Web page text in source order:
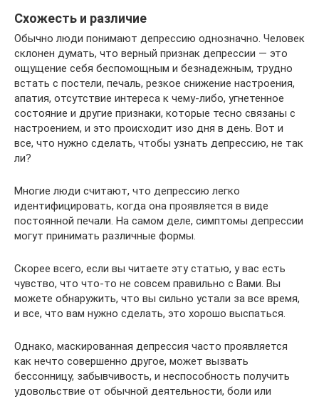
Схожесть и различие
Обычно люди понимают депрессию однозначно. Человек
склонен думать, что верный признак депрессии — это
ощущение себя беспомощным и безнадежным, трудно
встать с постели, печаль, резкое снижение настроения,
апатия, отсутствие интереса к чему-либо, угнетенное
состояние и другие признаки, которые тесно связаны с
настроением, и это происходит изо дня в день. Вот и
все, что нужно сделать, чтобы узнать депрессию, не так
ли?
Многие люди считают, что депрессию легко
идентифицировать, когда она проявляется в виде
постоянной печали. На самом деле, симптомы депрессии
могут принимать различные формы.
Скорее всего, если вы читаете эту статью, у вас есть
чувство, что что-то не совсем правильно с Вами. Вы
можете обнаружить, что вы сильно устали за все время,
и все, что вам нужно сделать, это хорошо выспаться.
Однако, маскированная депрессия часто проявляется
как нечто совершенно другое, может вызвать
бессонницу, забывчивость, и неспособность получить
удовольствие от обычной деятельности, боли или